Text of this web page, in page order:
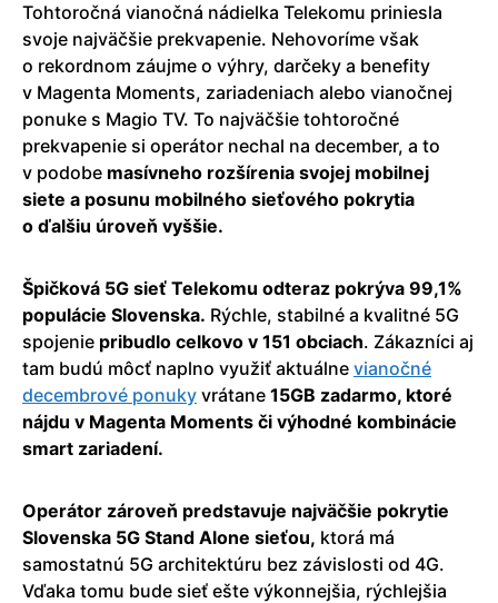
Tohtoročná vianočná nádielka Telekomu priniesla
svoje najväčšie prekvapenie. Nehovoríme však
o rekordnom záujme o výhry, darčeky a benefity
v Magenta Moments, zariadeniach alebo vianočnej
ponuke s Magio TV. To najväčšie tohtoročné
prekvapenie si operátor nechal na december, a to
v podobe masívneho rozšírenia svojej mobilnej
siete a posunu mobilného sieťového pokrytia
o ďalšiu úroveň vyššie.
Špičková 5G sieť Telekomu odteraz pokrýva 99,1%
populácie Slovenska. Rýchle, stabilné a kvalitné 5G
spojenie pribudlo celkovo v 151 obciach. Zákazníci aj
tam budú môcť naplno využiť aktuálne vianočné
decembrové ponuky vrátane 15GB zadarmo, ktoré
nájdu v Magenta Moments či výhodné kombinácie
smart zariadení.
Operátor zároveň predstavuje najväčšie pokrytie
Slovenska 5G Stand Alone sieťou, ktorá má
samostatnú 5G architektúru bez závislosti od 4G.
Vďaka tomu bude sieť ešte výkonnejšia, rýchlejšia